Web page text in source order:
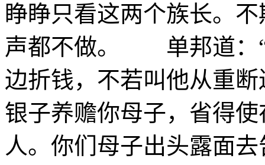
睁睁只看这两个族长。
声都不做。 单邦道：“
边折钱，不若叫他从重
银子养赡你母子，省得
人。你们母子出头露面